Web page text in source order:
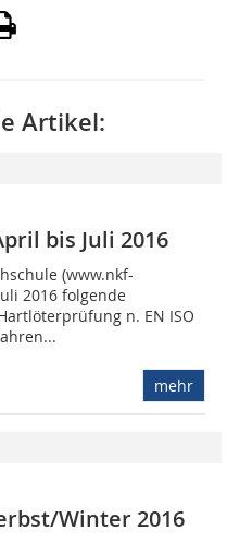
Artikel:
bis Juli 2016
(www.nkf-
2016 folgende
n. EN ISO
mehr
Winter 2016